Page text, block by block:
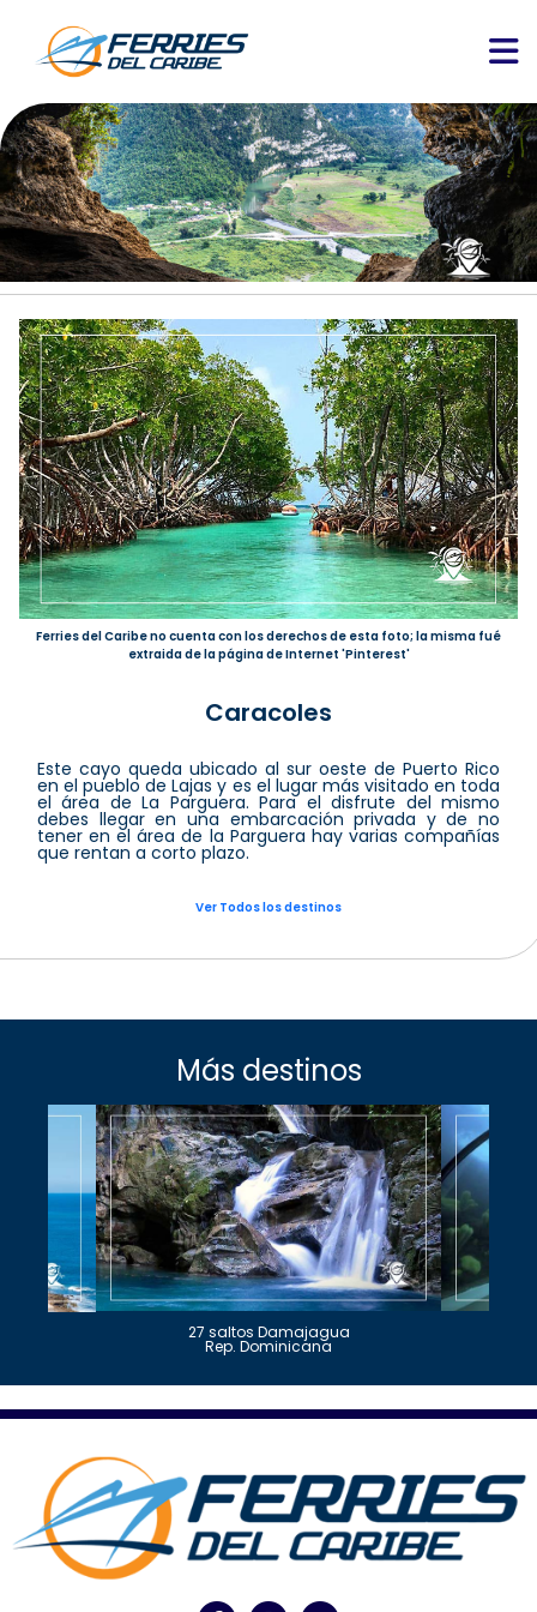
Ferries del Caribe no cuenta con los derechos de esta foto; la misma fué
extraida de la página de Internet 'Pinterest'
Caracoles
Este cayo queda ubicado al sur oeste de Puerto Rico
en el pueblo de Lajas y es el lugar más visitado en toda
el área de La Parguera. Para el disfrute del mismo
debes llegar en una embarcación privada y de no
tener en el área de la Parguera hay varias compañías
que rentan a corto plazo.
Ver Todos los destinos
Más destinos
27 saltos Damajagua
Rep. Dominicana